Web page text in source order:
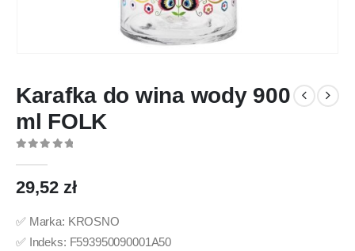
Karafka do wina wody 900
ml FOLK
29,52 zł
✅ Marka: KROSNO
✅ Indeks: F593950090001A50